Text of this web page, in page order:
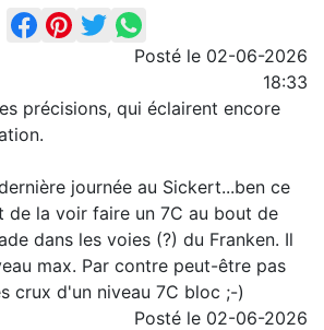
Posté le 02-06-2026
18:33
précisions, qui éclairent encore
journée au Sickert...ben ce
de la voir faire un 7C au bout de
dans les voies (?) du Franken. Il
max. Par contre peut-être pas
crux d'un niveau 7C bloc ;-)
Posté le 02-06-2026